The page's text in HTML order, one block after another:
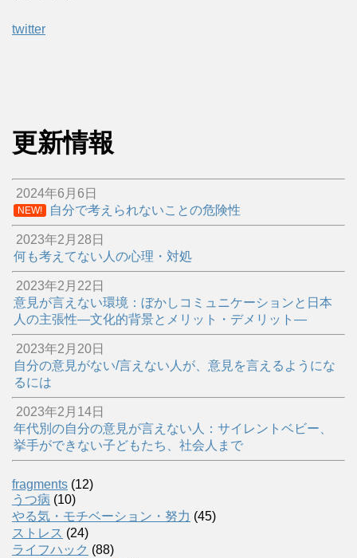
twitter
更新情報
2024年6月6日
NEW! 自分で考えられないことの危険性
2023年2月28日
何も考えてない人の心理・対処
2023年2月22日
意見が言えない環境：ぼかしコミュニケーションと日本
人の主張性―文化的背景とメリット・デメリット―
2023年2月20日
自分の意見がない/言えない人が、意見を言えるようにな
るには
2023年2月14日
年代別の自分の意見が言えない人：サイレントベビー、
挙手ができない子どもたち、社会人まで
fragments (12)
うつ病 (10)
やる気・モチベーション・努力 (45)
ストレス (24)
ライフハック (88)